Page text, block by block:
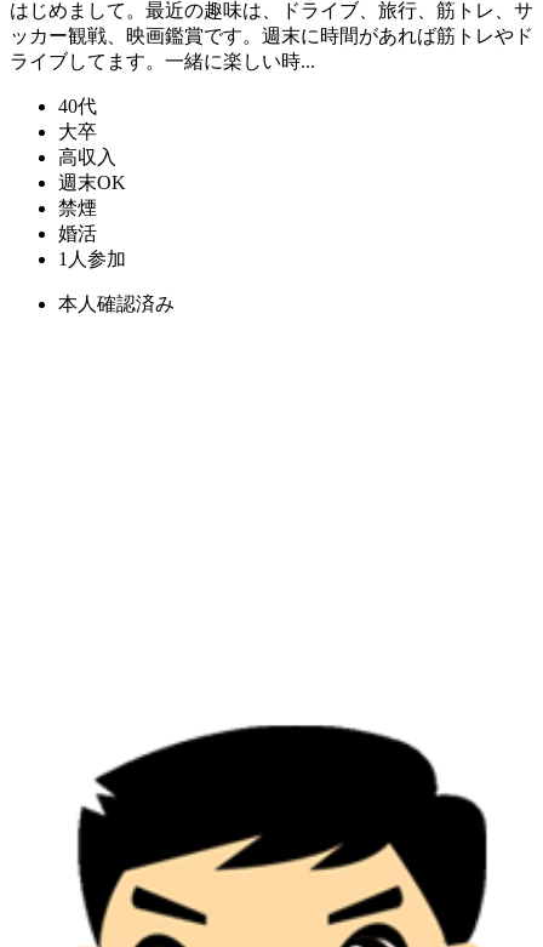
はじめまして。最近の趣味は、ドライブ、旅行、筋トレ、サ
ッカー観戦、映画鑑賞です。週末に時間があれば筋トレやド
ライブしてます。一緒に楽しい時...
40代
大卒
高収入
週末OK
禁煙
婚活
1人参加
本人確認済み